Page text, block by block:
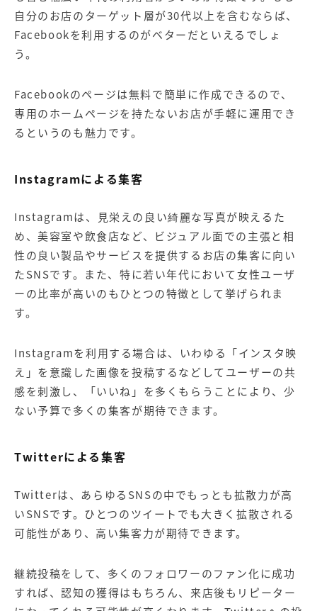
自分のお店のターゲット層が30代以上を含むならば、
Facebookを利用するのがベターだといえるでしょ
う。
Facebookのページは無料で簡単に作成できるので、
専用のホームページを持たないお店が手軽に運用でき
るというのも魅力です。
Instagramによる集客
Instagramは、見栄えの良い綺麗な写真が映えるた
め、美容室や飲食店など、ビジュアル面での主張と相
性の良い製品やサービスを提供するお店の集客に向い
たSNSです。また、特に若い年代において女性ユーザ
ーの比率が高いのもひとつの特徴として挙げられま
す。
Instagramを利用する場合は、いわゆる「インスタ映
え」を意識した画像を投稿するなどしてユーザーの共
感を刺激し、「いいね」を多くもらうことにより、少
ない予算で多くの集客が期待できます。
Twitterによる集客
Twitterは、あらゆるSNSの中でもっとも拡散力が高
いSNSです。ひとつのツイートでも大きく拡散される
可能性があり、高い集客力が期待できます。
継続投稿をして、多くのフォロワーのファン化に成功
すれば、認知の獲得はもちろん、来店後もリピーター